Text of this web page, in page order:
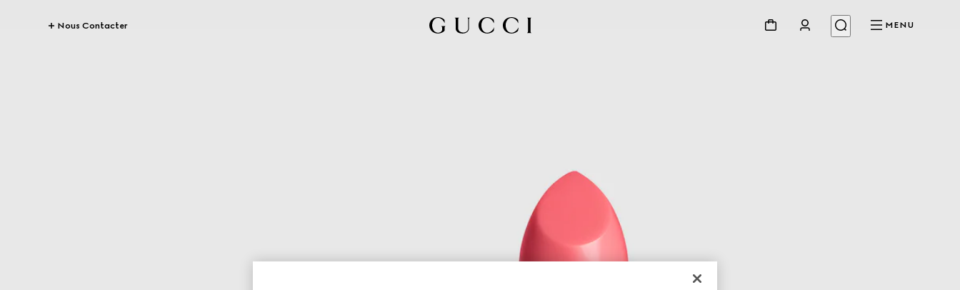
Nous Contacter MENU